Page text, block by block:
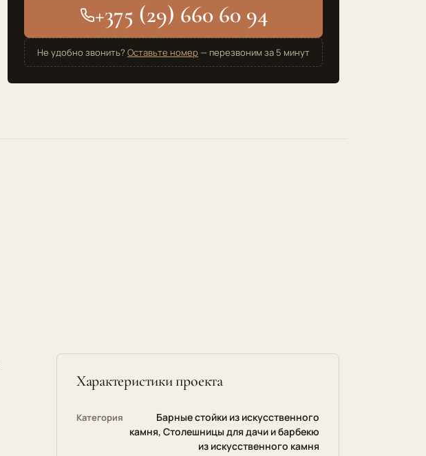
+375 (29) 660 60 94
Не удобно звонить?Оставьте номер — перезвоним за 5 минут
Характеристики проекта
Категория
Барные стойки из искусственного
камня, Столешницы для дачи и барбекю
из искусственного камня